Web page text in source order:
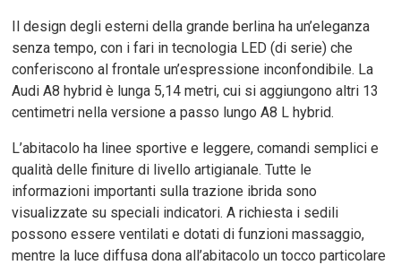
Il design degli esterni della grande berlina ha un’eleganza
senza tempo, con i fari in tecnologia LED (di serie) che
conferiscono al frontale un’espressione inconfondibile. La
Audi A8 hybrid è lunga 5,14 metri, cui si aggiungono altri 13
centimetri nella versione a passo lungo A8 L hybrid.
L’abitacolo ha linee sportive e leggere, comandi semplici e
qualità delle finiture di livello artigianale. Tutte le
informazioni importanti sulla trazione ibrida sono
visualizzate su speciali indicatori. A richiesta i sedili
possono essere ventilati e dotati di funzioni massaggio,
mentre la luce diffusa dona all’abitacolo un tocco particolare